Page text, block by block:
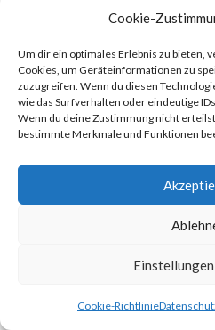
Cookie-
Um dir ein optimales Erlebnis zu bieten,
Cookies, um Geräteinformationen zu
zuzugreifen. Wenn du diesen
wie das Surfverhalten oder eindeutige
Wenn du deine Zustimmung nicht
bestimmte Merkmale und Funktionen
Cookie-Richtlinie
Ralf
Graphene Themes.